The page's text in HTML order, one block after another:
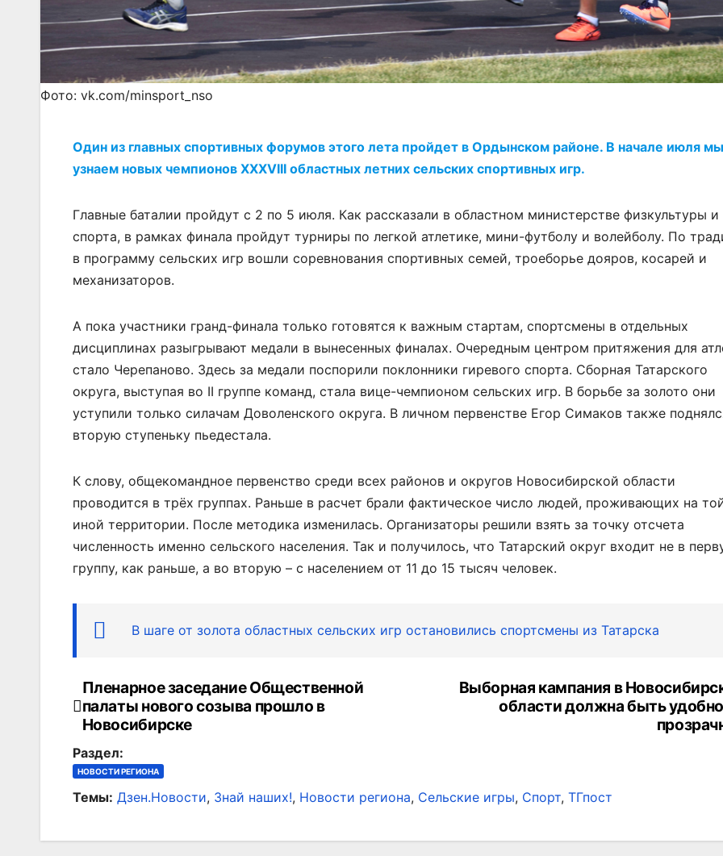
Фото: vk.com/minsport_nso
Один из главных спортивных форумов этого лета пройдет в Ордынском районе. В начале июля мы
узнаем новых чемпионов XXXVIII областных летних сельских спортивных игр.
Главные баталии пройдут с 2 по 5 июля. Как рассказали в областном министерстве физкультуры и
спорта, в рамках финала пройдут турниры по легкой атлетике, мини-футболу и волейболу. По
в программу сельских игр вошли соревнования спортивных семей, троеборье дояров, косарей и
механизаторов.
А пока участники гранд-финала только готовятся к важным стартам, спортсмены в отдельных
дисциплинах разыгрывают медали в вынесенных финалах. Очередным центром притяжения для
стало Черепаново. Здесь за медали поспорили поклонники гиревого спорта. Сборная Татарского
округа, выступая во II группе команд, стала вице-чемпионом сельских игр. В борьбе за золото они
уступили только силачам Доволенского округа. В личном первенстве Егор Симаков также
вторую ступеньку пьедестала.
К слову, общекомандное первенство среди всех районов и округов Новосибирской области
проводится в трёх группах. Раньше в расчет брали фактическое число людей, проживающих на
иной территории. После методика изменилась. Организаторы решили взять за точку отсчета
численность именно сельского населения. Так и получилось, что Татарский округ входит не в
группу, как раньше, а во вторую – с населением от 11 до 15 тысяч человек.
В шаге от золота областных сельских игр остановились спортсмены из Татарска
Навигация
по
записям
Выборная кампания в
области должна быть
Пленарное заседание Общественной
палаты нового созыва прошло в
Новосибирске
Раздел:
НОВОСТИ РЕГИОНА
Темы: Дзен.Новости, Знай наших!, Новости региона, Сельские игры, Спорт, ТГпост